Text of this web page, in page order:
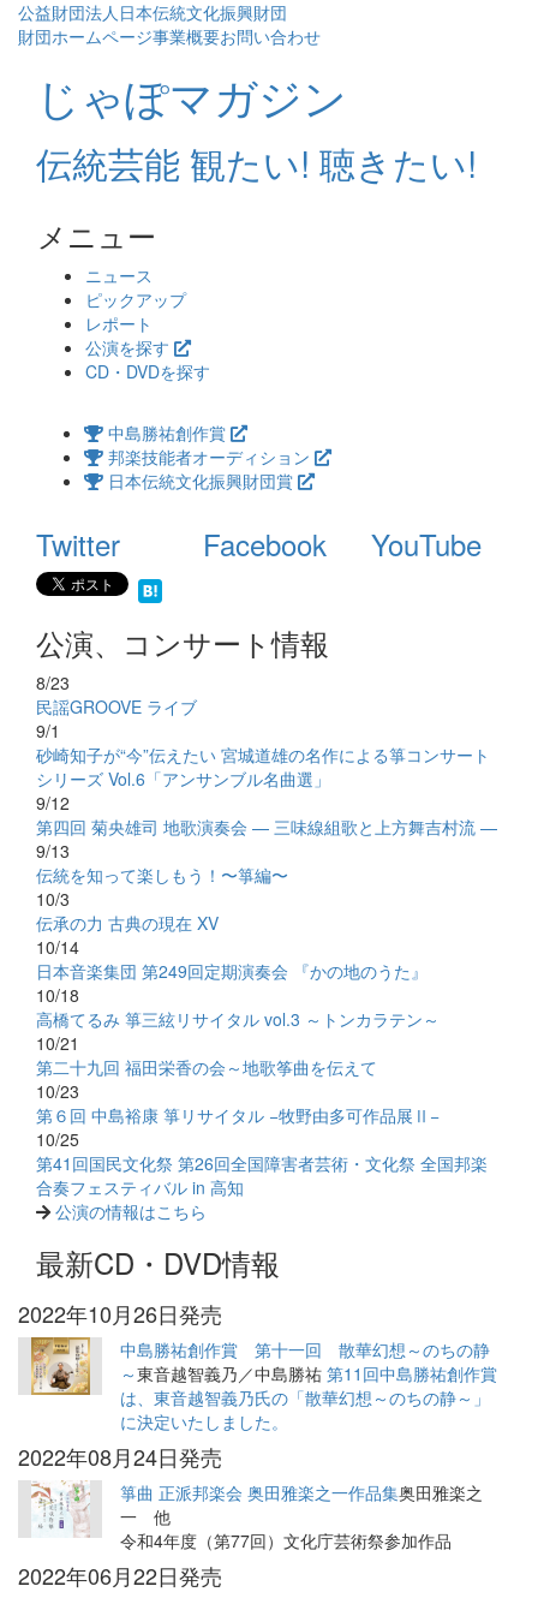
公益財団法人日本伝統文化振興財団
財団ホームページ事業概要お問い合わせ
じゃぽマガジン
伝統芸能 観たい! 聴きたい!
メニュー
ニュース
ピックアップ
レポート
公演を探す
CD・DVDを探す
中島勝祐創作賞
邦楽技能者オーディション
日本伝統文化振興財団賞
Twitter Facebook YouTube
公演、コンサート情報
8/23
民謡GROOVE ライブ
9/1
砂崎知子が“今”伝えたい 宮城道雄の名作による箏コンサート
シリーズ Vol.6「アンサンブル名曲選」
9/12
第四回 菊央雄司 地歌演奏会 — 三味線組歌と上方舞吉村流 —
9/13
伝統を知って楽しもう！〜箏編〜
10/3
伝承の力 古典の現在 XV
10/14
日本音楽集団 第249回定期演奏会 『かの地のうた』
10/18
高橋てるみ 箏三絃リサイタル vol.3 ～トンカラテン～
10/21
第二十九回 福田栄香の会～地歌筝曲を伝えて
10/23
第６回 中島裕康 箏リサイタル −牧野由多可作品展Ⅱ−
10/25
第41回国民文化祭 第26回全国障害者芸術・文化祭 全国邦楽
合奏フェスティバル in 高知
公演の情報はこちら
最新CD・DVD情報
2022年10月26日発売
中島勝祐創作賞 第十一回 散華幻想～のちの静
～東音越智義乃／中島勝祐 第11回中島勝祐創作賞
は、東音越智義乃氏の「散華幻想～のちの静～」
に決定いたしました。
2022年08月24日発売
箏曲 正派邦楽会 奥田雅楽之一作品集奥田雅楽之
一 他
令和4年度（第77回）文化庁芸術祭参加作品
2022年06月22日発売